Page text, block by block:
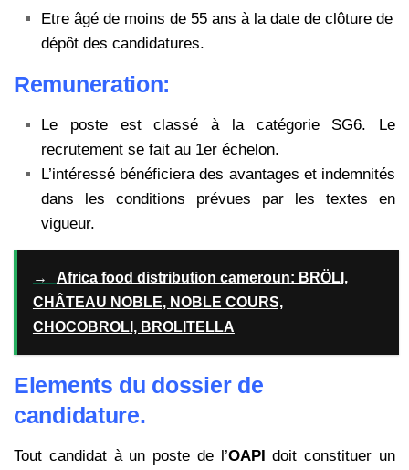
Etre âgé de moins de 55 ans à la date de clôture de
dépôt des candidatures.
Remuneration:
Le poste est classé à la catégorie SG6. Le
recrutement se fait au 1er échelon.
L’intéressé bénéficiera des avantages et indemnités
dans les conditions prévues par les textes en
vigueur.
→
Africa food distribution cameroun: BRÖLI,
CHÂTEAU NOBLE, NOBLE COURS,
CHOCOBROLI, BROLITELLA
Elements du dossier de
candidature.
Tout candidat à un poste de l’OAPI doit constituer un